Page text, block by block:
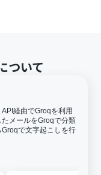
ついて
経由でGroqを利用
メールをGroqで分類
で文字起こしを行